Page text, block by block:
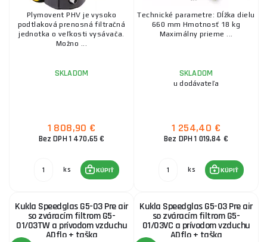
Plymovent PHV je vysoko
podtlaková prenosná filtračná
jednotka o veľkosti vysávača.
Možno ...
SKLADOM
1 808,90 €
Bez DPH 1 470,65 €
ks KÚPIŤ
Technické parametre: Dĺžka dielu
660 mm Hmotnosť 18 kg
Maximálny prieme ...
SKLADOM
u dodávateľa
1 254,40 €
Bez DPH 1 019,84 €
ks KÚPIŤ
Kukla Speedglas G5-03 Pre air
so zváracím filtrom G5-
01/03TW a prívodom vzduchu
ADflo + taška
Kukla Speedglas G5-03 Pre air
so zváracím filtrom G5-
01/03VC a prívodom vzduchu
ADflo + taška